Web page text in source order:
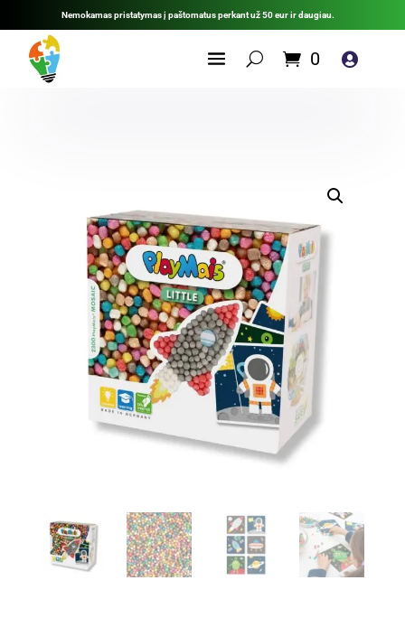
Nemokamas pristatymas į paštomatus perkant už 50 eur ir daugiau.
0 